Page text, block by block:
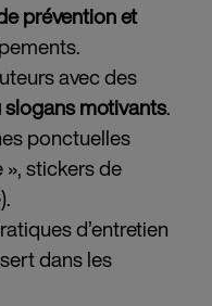
prévention et
avec des
motivants.
ponctuelles
stickers de
d’entretien
dans les